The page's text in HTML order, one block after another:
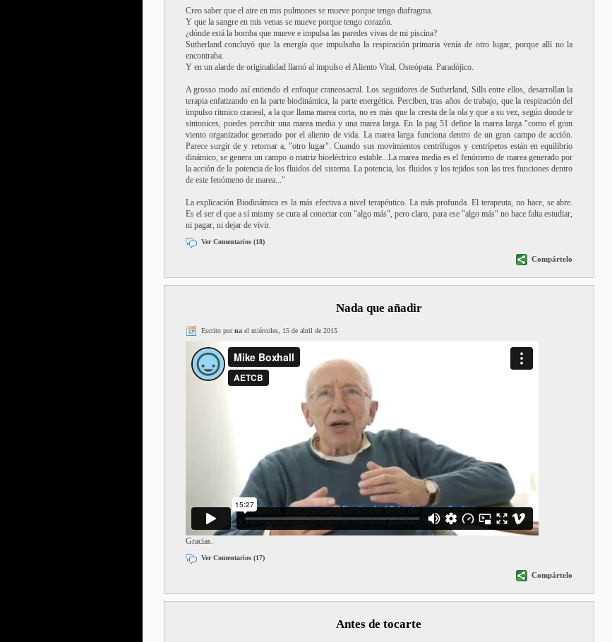
Creo saber que el aire en mis pulmones se mueve porque tengo diafragma.
Y que la sangre en mis venas se mueve porque tengo corazón.
¿dónde está la bomba que mueve e impulsa las paredes vivas de mi piscina?
Sutherland concluyó que la energía que impulsaba la respiración primaria venía de otro lugar, porque allí no la
encontraba.
Y en un alarde de originalidad llamó al impulso el Aliento Vital. Osteópata. Paradójico.
A grosso modo así entiendo el enfoque craneosacral. Los seguidores de Sutherland, Sills entre ellos, desarrollan la
terapia enfatizando en la parte biodinámica, la parte energética. Perciben, tras años de trabajo, que la respiración del
impulso ritmico craneal, a la que llama marea corta, no es más que la cresta de la ola y que a su vez, según donde te
sintonices, puedes percibir una marea media y una marea larga. En la pag 51 define la marea larga "como el gran
viento organizador generado por el aliento de vida. La marea larga funciona dentro de un gran campo de acción.
Parece surgir de y retornar a, "otro lugar". Cuando sus movimientos centrífugos y centrípetos están en equilibrio
dinámico, se genera un campo o matriz bioeléctrico estable...La marea media es el fenómeno de marea generado por
la acción de la potencia de los fluidos del sistema. La potencia, los fluidos y los tejidos son las tres funciones dentro
de este fenómeno de marea..."
La explicación Biodinámica es la más efectiva a nivel terapéutico. La más profunda. El terapeuta, no hace, se abre.
Es el ser el que a sí mismy se cura al conectar con "algo más", pero claro, para ese "algo más" no hace falta estudiar,
ni pagar, ni dejar de vivir.
Ver Comentarios (18)
Compártelo
Nada que añadir
Escrito pornael miércoles, 15 de abril de 2015
Gracias.
Ver Comentarios (17)
Compártelo
Antes de tocarte